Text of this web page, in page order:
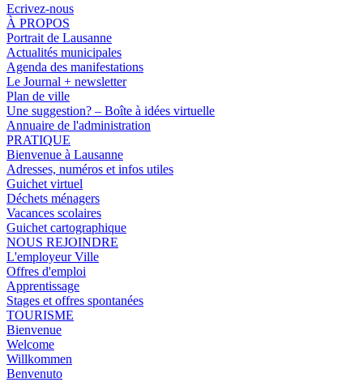
Ecrivez-nous
À PROPOS
Portrait de Lausanne
Actualités municipales
Agenda des manifestations
Le Journal + newsletter
Plan de ville
Une suggestion? – Boîte à idées virtuelle
Annuaire de l'administration
PRATIQUE
Bienvenue à Lausanne
Adresses, numéros et infos utiles
Guichet virtuel
Déchets ménagers
Vacances scolaires
Guichet cartographique
NOUS REJOINDRE
L'employeur Ville
Offres d'emploi
Apprentissage
Stages et offres spontanées
TOURISME
Bienvenue
Welcome
Willkommen
Benvenuto